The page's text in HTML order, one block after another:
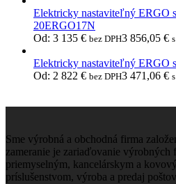
Elektricky nastaviteľný ERGO
20ERGO17N
Od: 3 135 € bez DPH3 856,05 €
Elektricky nastaviteľný ERGO
Od: 2 822 € bez DPH3 471,06 €
Sme výrobná a obchodná firma
zameranie je zariaďovanie výrobných
priemyselným, kancelárskym a
príslušenstvom, výroba a predaj